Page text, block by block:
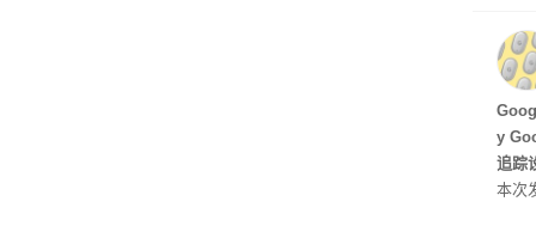
型
ss
y
追踪
本次